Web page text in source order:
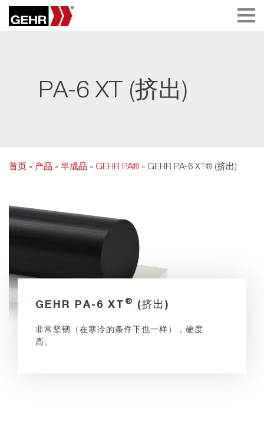
PA-6 XT (挤出)
首页 » 产品 » 半成品 » GEHR PA® » GEHR PA-6 XT® (挤出)
GEHR PA-6 XT ® (挤出)
非常坚韧（在寒冷的条件下也一样），硬度
高。